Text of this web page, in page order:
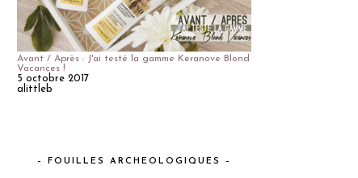
Avant / Après : J'ai testé la gamme Keranove Blond
Vacances !
5 octobre 2017
alittleb
– FOUILLES ARCHEOLOGIQUES –